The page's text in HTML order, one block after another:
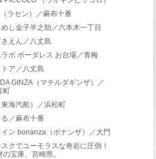
ラセン）／麻布十番
し金子半之助／六本木一丁目
えん／八丈島
ボ ボーダレス お台場／青梅
ア／八丈島
GINZA（マチルダギンザ）／
町
海汽船）／浜松町
／麻布十番
ン bonanza（ボナンザ）／大門
クでユーモラスな奇岩に圧倒！
の宝庫、宮崎県。